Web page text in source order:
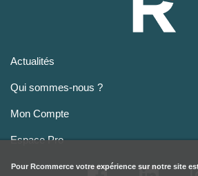
Actualités
Qui sommes-nous ?
Mon Compte
Espace Pro
Pour Rcommerce votre expérience sur notre site